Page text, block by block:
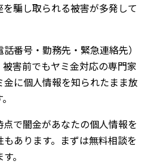
騙し取られる被害が多発して
番号・勤務先・緊急連絡先）
害前でもヤミ金対応の専門家
に個人情報を知られたまま放
で闇金があなたの個人情報を
あります。まずは無料相談を
。